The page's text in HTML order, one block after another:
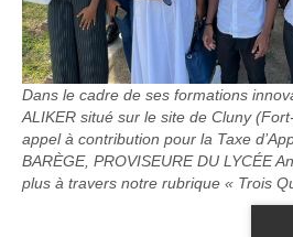
Dans le cadre de ses formations
ALIKER situé sur le site de Cluny
appel à contribution pour la Taxe
BARÈGE, PROVISEURE DU LYCÉE
plus à travers notre rubrique « Trois